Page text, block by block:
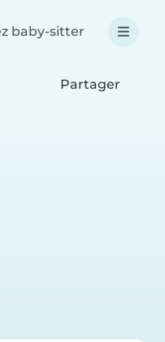
baby-sitter
Partager